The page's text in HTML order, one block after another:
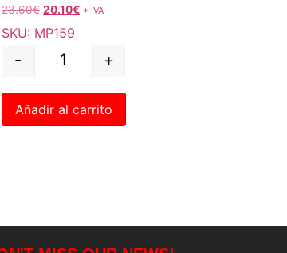
23.60€ 20.10€ + IVA
SKU: MP159
- +
Añadir al carrito